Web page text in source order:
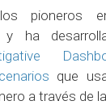
pioneros
y ha
que
a través de